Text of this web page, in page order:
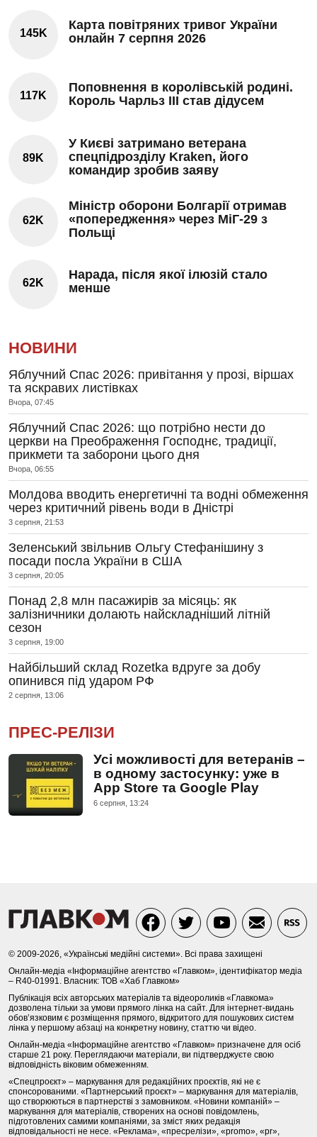
145K
Карта повітряних тривог України
онлайн 7 серпня 2026
117K
Поповнення в королівській родині.
Король Чарльз III став дідусем
89K
У Києві затримано ветерана
спецпідрозділу Kraken, його
командир зробив заяву
62K
Міністр оборони Болгарії отримав
«попередження» через МіГ-29 з
Польщі
62K
Нарада, після якої ілюзій стало
менше
НОВИНИ
Яблучний Спас 2026: привітання у прозі, віршах
та яскравих листівках
Вчора, 07:45
Яблучний Спас 2026: що потрібно нести до
церкви на Преображення Господнє, традиції,
прикмети та заборони цього дня
Вчора, 06:55
Молдова вводить енергетичні та водні обмеження
через критичний рівень води в Дністрі
3 серпня, 21:53
Зеленський звільнив Ольгу Стефанішину з
посади посла України в США
3 серпня, 20:05
Понад 2,8 млн пасажирів за місяць: як
залізничники долають найскладніший літній
сезон
3 серпня, 19:00
Найбільший склад Rozetka вдруге за добу
опинився під ударом РФ
2 серпня, 13:06
ПРЕС-РЕЛІЗИ
Усі можливості для ветеранів –
в одному застосунку: уже в
App Store та Google Play
6 серпня, 13:24
© 2009-2026, «Українські медійні системи». Всі права захищені
Онлайн-медіа «Інформаційне агентство «Главком», ідентифікатор медіа
– R40-01991. Власник: ТОВ «Хаб Главком»
Публікація всіх авторських матеріалів та відеороликів «Главкома»
дозволена тільки за умови прямого лінка на сайт. Для інтернет-видань
обов’язковим є розміщення прямого, відкритого для пошукових систем
лінка у першому абзаці на конкретну новину, статтю чи відео.
Онлайн-медіа «Інформаційне агентство «Главком» призначене для осіб
старше 21 року. Переглядаючи матеріали, ви підтверджуєте свою
відповідність віковим обмеженням.
«Спецпроєкт» – маркування для редакційних проєктів, які не є
спонсорованими. «Партнерський проєкт» – маркування для матеріалів,
що створюються в партнерстві з замовником. «Новини компаній» –
маркування для матеріалів, створених на основі повідомлень,
підготовлених самими компаніями, за зміст яких редакція
відповідальності не несе. «Реклама», «пресрелізи», «promo», «pr»,